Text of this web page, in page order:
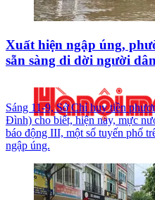
Xuất hiện ngập úng,
sẵn sàng di dời người dân
Sáng 11-9, Sở Chỉ huy tiền
Đình) cho biết, hiện nay, mực
báo động III, một số tuyến phố
ngập úng.